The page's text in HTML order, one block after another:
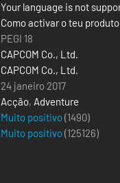
Your language is not
Como activar o teu produto
PEGI 18
CAPCOM Co., Ltd.
CAPCOM Co., Ltd.
24 janeiro 2017
Acção, Adventure
Muito positivo(1490)
Muito positivo(125126)